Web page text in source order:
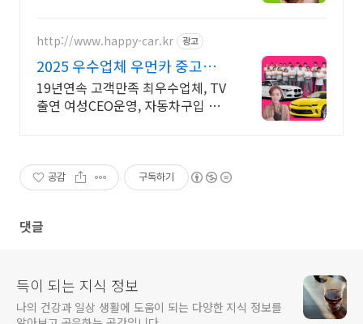
http://www.happy-car.kr 광고
2025 우수업체 우먼카 중고차
는 최우수모범업체에서!
19년연속 고객만족 최우수업체, TV
출연 여성CEO운영, 자동차구입 실
공감 구독하기
댓글
득이 되는 지식 정보
나의 건강과 일상 생활에 도움이 되는 다양한 지식 정보를